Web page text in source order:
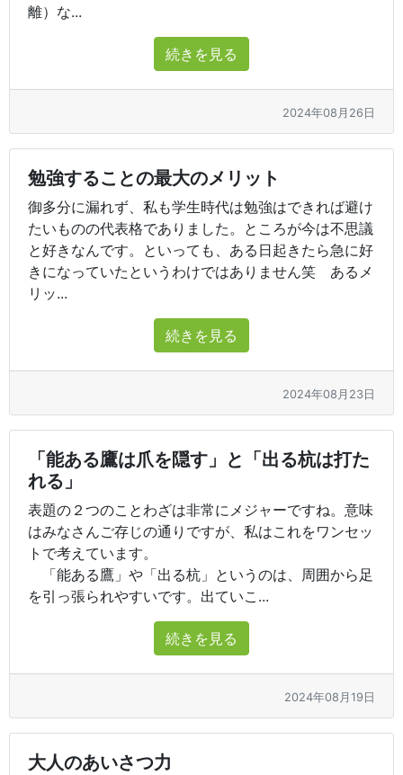
離）な...
続きを見る
2024年08月26日
勉強することの最大のメリット
御多分に漏れず、私も学生時代は勉強はできれば避け
たいものの代表格でありました。ところが今は不思議
と好きなんです。といっても、ある日起きたら急に好
きになっていたというわけではありません笑 あるメ
リッ...
続きを見る
2024年08月23日
「能ある鷹は爪を隠す」と「出る杭は打た
れる」
表題の２つのことわざは非常にメジャーですね。意味
はみなさんご存じの通りですが、私はこれをワンセッ
トで考えています。
「能ある鷹」や「出る杭」というのは、周囲から足
を引っ張られやすいです。出ていこ...
続きを見る
2024年08月19日
大人のあいさつ力